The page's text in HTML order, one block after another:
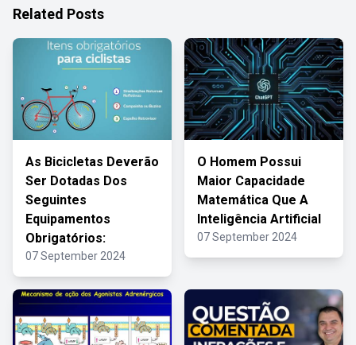
Related Posts
As Bicicletas Deverão
Ser Dotadas Dos
Seguintes
Equipamentos
Obrigatórios:
07 September 2024
O Homem Possui
Maior Capacidade
Matemática Que A
Inteligência Artificial
07 September 2024